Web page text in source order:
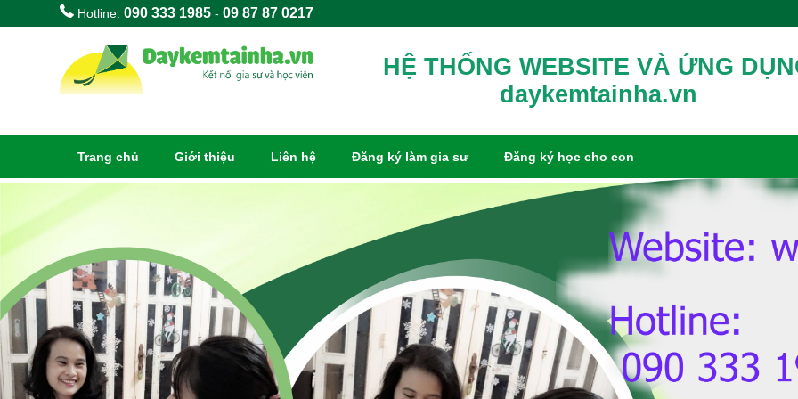
Hotline:090 333 1985 -09 87 87 0217
HỆ THỐNG WEBSITE VÀ ỨNG
daykemtainha.vn
Trang chủ Giới thiệu Liên hệ Đăng ký làm gia sư Đăng ký học cho con